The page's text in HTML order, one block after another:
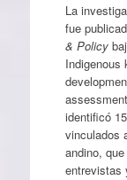
La
fue
& Policy
Indigenous
identificó
vinculados
andino,
entrevistas